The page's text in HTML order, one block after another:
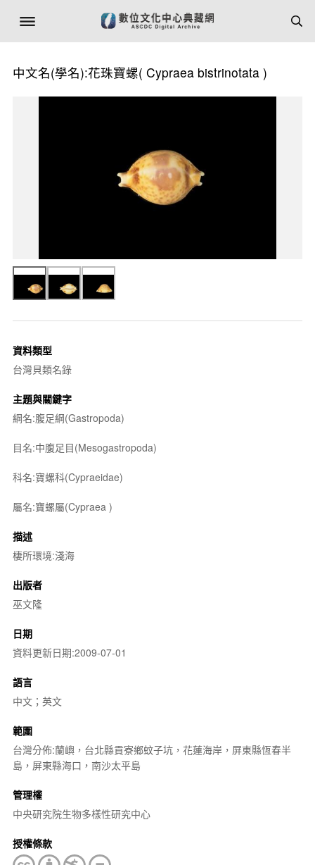
中文名(學名):花珠寶螺( Cypraea bistrinotata)
資料類型
台灣貝類名錄
主題與關鍵字
綱名:腹足綱(Gastropoda)
目名:中腹足目(Mesogastropoda)
科名:寶螺科(Cypraeidae)
屬名:寶螺屬(Cypraea )
描述
棲所環境:淺海
出版者
巫文隆
日期
資料更新日期:2009-07-01
語言
中文；英文
範圍
台灣分佈:蘭嶼，台北縣貢寮鄉蚊子坑，花蓮海岸，屏東縣恆春半
島，屏東縣海口，南沙太平島
管理權
中央研究院生物多樣性研究中心
授權條款